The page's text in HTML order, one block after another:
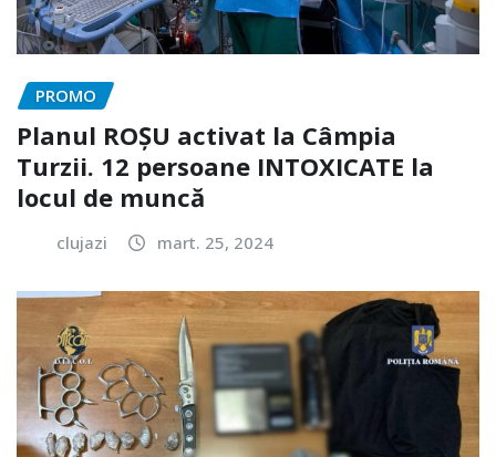
PROMO
Planul ROȘU activat la Câmpia
Turzii. 12 persoane INTOXICATE la
locul de muncă
clujazi mart. 25, 2024